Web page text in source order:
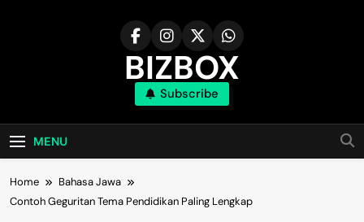
BIZBOX
Bizbox – Media Informasi Terkini
Subscribe
MENU
Home
Bahasa Jawa
Contoh Geguritan Tema Pendidikan Paling Lengkap